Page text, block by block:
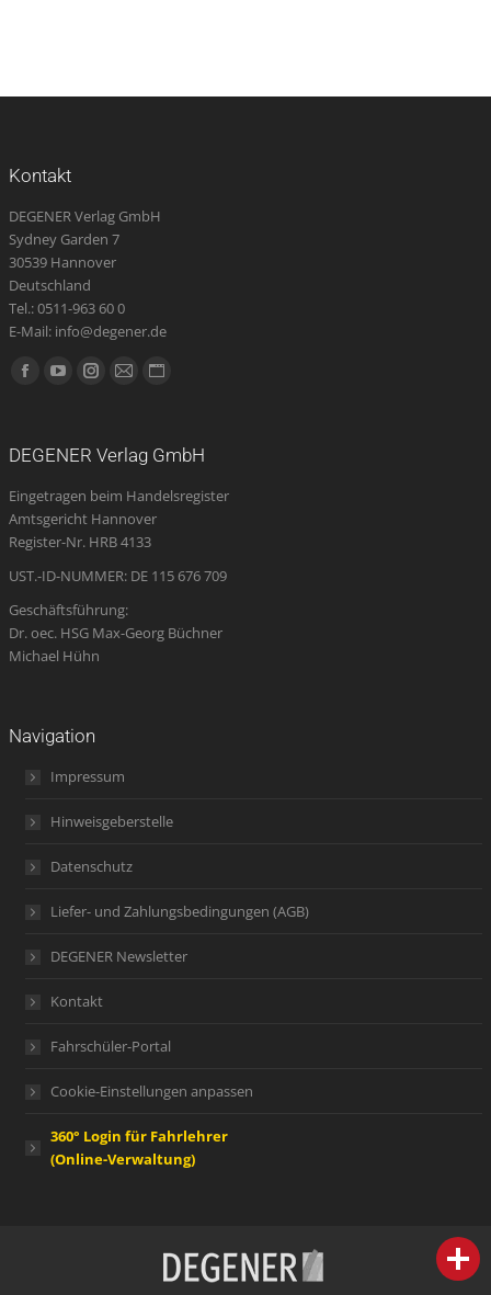
Kontakt
DEGENER Verlag GmbH
Sydney Garden 7
30539 Hannover
Deutschland
Tel.: 0511-963 60 0
E-Mail: info@degener.de
Finden Sie uns auf:
Facebook
new
window
YouTube
new
window
Instagram
new
window
E-
opens
in
new
Website
new
DEGENER Verlag GmbH
Eingetragen beim Handelsregister
Amtsgericht Hannover
Register-Nr. HRB 4133
UST.-ID-NUMMER: DE 115 676 709
Geschäftsführung:
Dr. oec. HSG Max-Georg Büchner
Michael Hühn
Navigation
Impressum
Hinweisgeberstelle
Datenschutz
Liefer- und Zahlungsbedingungen (AGB)
DEGENER Newsletter
Kontakt
Fahrschüler-Portal
Cookie-Einstellungen anpassen
360° Login für Fahrlehrer
(Online-Verwaltung)
person IHR FACHBERATER